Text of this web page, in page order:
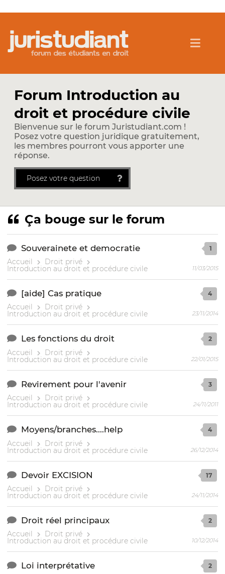
Forum Introduction au
droit et procédure civile
Bienvenue sur le forum Juristudiant.com !
Posez votre question juridique gratuitement,
les membres pourront vous apporter une
réponse.
Posez votre question
Ça bouge sur le forum
Souverainete et democratie
Accueil Droit privé
Introduction au droit et procédure civile
1
11/03/2015
[aide] Cas pratique
Accueil Droit privé
Introduction au droit et procédure civile
4
23/11/2014
Les fonctions du droit
Accueil Droit privé
Introduction au droit et procédure civile
2
22/01/2015
Revirement pour l'avenir
Accueil Droit privé
Introduction au droit et procédure civile
3
24/11/2011
Moyens/branches....help
Accueil Droit privé
Introduction au droit et procédure civile
4
26/12/2014
Devoir EXCISION
Accueil Droit privé
Introduction au droit et procédure civile
17
24/11/2014
Droit réel principaux
Accueil Droit privé
Introduction au droit et procédure civile
2
10/12/2014
Loi interprétative 2